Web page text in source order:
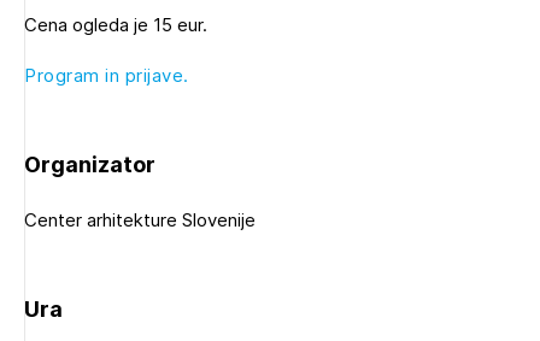
Cena ogleda je 15 eur.
Program in prijave.
Organizator
Center arhitekture Slovenije
Ura
Plačnik je podjetje
PRIJAVITE SE
Tedenski novičnik javnih naročil